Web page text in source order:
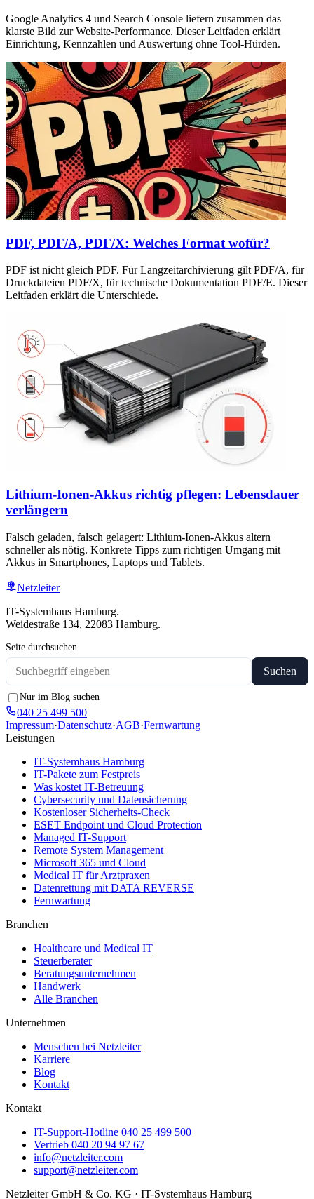
Google Analytics 4 und Search Console liefern zusammen das
klarste Bild zur Website-Performance. Dieser Leitfaden erklärt
Einrichtung, Kennzahlen und Auswertung ohne Tool-Hürden.
PDF, PDF/A, PDF/X: Welches Format wofür?
PDF ist nicht gleich PDF. Für Langzeitarchivierung gilt PDF/A, für
Druckdateien PDF/X, für technische Dokumentation PDF/E. Dieser
Leitfaden erklärt die Unterschiede.
Lithium-Ionen-Akkus richtig pflegen: Lebensdauer
verlängern
Falsch geladen, falsch gelagert: Lithium-Ionen-Akkus altern
schneller als nötig. Konkrete Tipps zum richtigen Umgang mit
Akkus in Smartphones, Laptops und Tablets.
Netzleiter
IT-Systemhaus Hamburg.
Weidestraße 134, 22083 Hamburg.
Seite durchsuchen
Suchen
Nur im Blog suchen
040 25 499 500
Impressum·Datenschutz·AGB·Fernwartung
Leistungen
IT-Systemhaus Hamburg
IT-Pakete zum Festpreis
Was kostet IT-Betreuung
Cybersecurity und Datensicherung
Kostenloser Sicherheits-Check
ESET Endpoint und Cloud Protection
Managed IT-Support
Remote System Management
Microsoft 365 und Cloud
Medical IT für Arztpraxen
Datenrettung mit DATA REVERSE
Fernwartung
Branchen
Healthcare und Medical IT
Steuerberater
Beratungsunternehmen
Handwerk
Alle Branchen
Unternehmen
Menschen bei Netzleiter
Karriere
Blog
Kontakt
Kontakt
IT-Support-Hotline 040 25 499 500
Vertrieb 040 20 94 97 67
info@netzleiter.com
support@netzleiter.com
Netzleiter GmbH & Co. KG · IT-Systemhaus Hamburg